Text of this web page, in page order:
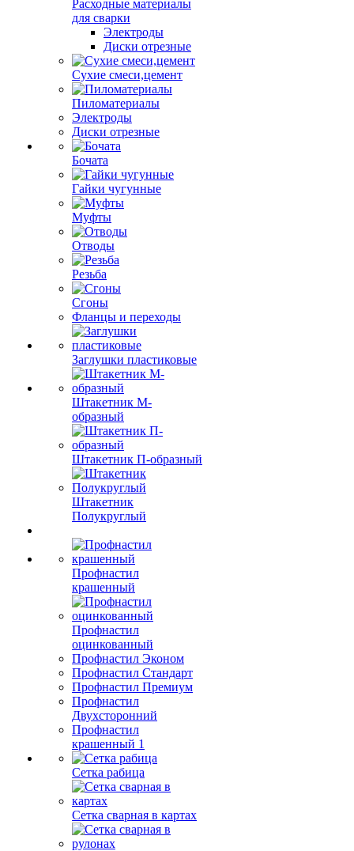
Расходные материалы
для сварки
Электроды
Диски отрезные
Сухие смеси,цемент
Пиломатериалы
Электроды
Диски отрезные
Бочата
Гайки чугунные
Муфты
Отводы
Резьба
Сгоны
Фланцы и переходы
Заглушки пластиковые
Штакетник М-
образный
Штакетник П-образный
Штакетник
Полукруглый
Профнастил
крашенный
Профнастил
оцинкованный
Профнастил Эконом
Профнастил Стандарт
Профнастил Премиум
Профнастил
Двухсторонний
Профнастил
крашенный 1
Сетка рабица
Сетка сварная в картах